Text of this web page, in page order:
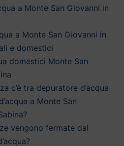
a Monte San Giovanni in
a Monte San Giovanni in
e domestici
domestici Monte San
c’è tra depuratore d’acqua
a Monte San
vengono fermate dal